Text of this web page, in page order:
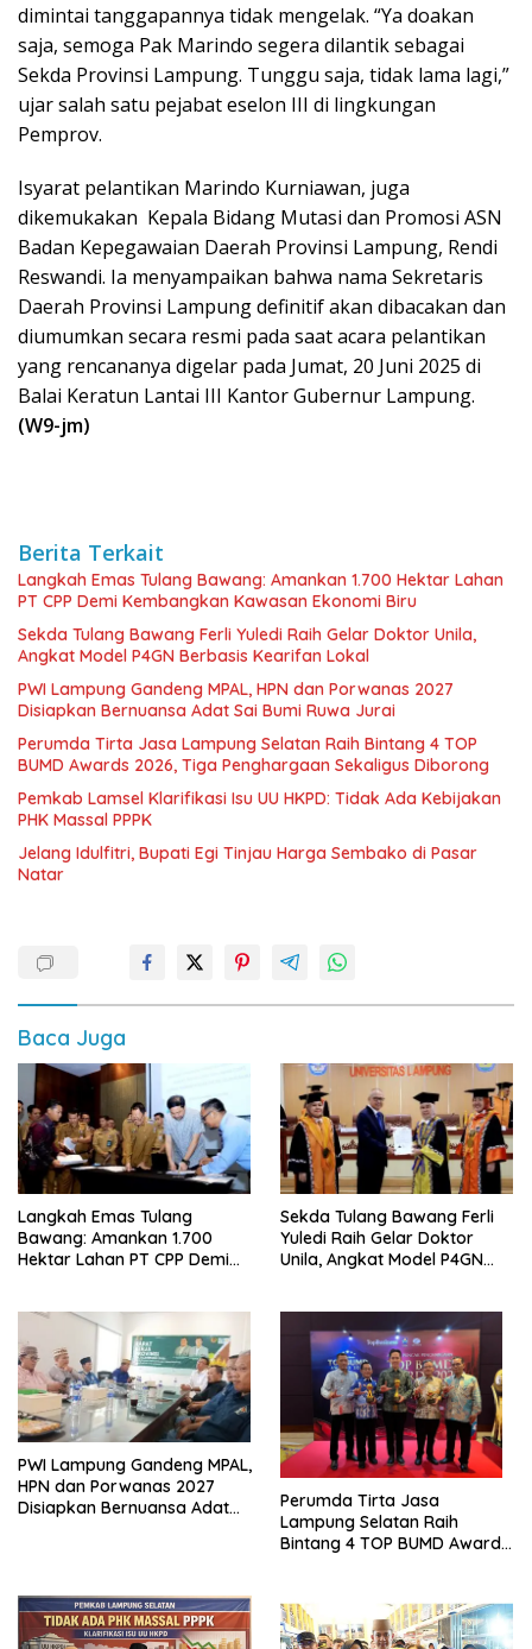
dimintai tanggapannya tidak mengelak. “Ya doakan
saja, semoga Pak Marindo segera dilantik sebagai
Sekda Provinsi Lampung. Tunggu saja, tidak lama lagi,”
ujar salah satu pejabat eselon III di lingkungan
Pemprov.
Isyarat pelantikan Marindo Kurniawan, juga
dikemukakan Kepala Bidang Mutasi dan Promosi ASN
Badan Kepegawaian Daerah Provinsi Lampung, Rendi
Reswandi. Ia menyampaikan bahwa nama Sekretaris
Daerah Provinsi Lampung definitif akan dibacakan dan
diumumkan secara resmi pada saat acara pelantikan
yang rencananya digelar pada Jumat, 20 Juni 2025 di
Balai Keratun Lantai III Kantor Gubernur Lampung.
(W9-jm)
Berita Terkait
Langkah Emas Tulang Bawang: Amankan 1.700 Hektar Lahan
PT CPP Demi Kembangkan Kawasan Ekonomi Biru
Sekda Tulang Bawang Ferli Yuledi Raih Gelar Doktor Unila,
Angkat Model P4GN Berbasis Kearifan Lokal
PWI Lampung Gandeng MPAL, HPN dan Porwanas 2027
Disiapkan Bernuansa Adat Sai Bumi Ruwa Jurai
Perumda Tirta Jasa Lampung Selatan Raih Bintang 4 TOP
BUMD Awards 2026, Tiga Penghargaan Sekaligus Diborong
Pemkab Lamsel Klarifikasi Isu UU HKPD: Tidak Ada Kebijakan
PHK Massal PPPK
Jelang Idulfitri, Bupati Egi Tinjau Harga Sembako di Pasar
Natar
Baca Juga
Langkah Emas Tulang
Bawang: Amankan 1.700
Hektar Lahan PT CPP Demi
Sekda Tulang Bawang Ferli
Yuledi Raih Gelar Doktor
Unila, Angkat Model P4GN
PWI Lampung Gandeng MPAL,
HPN dan Porwanas 2027
Disiapkan Bernuansa Adat
Perumda Tirta Jasa
Lampung Selatan Raih
Bintang 4 TOP BUMD Awards